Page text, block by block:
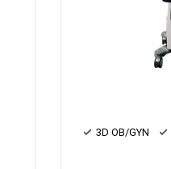
3D OB/GYN